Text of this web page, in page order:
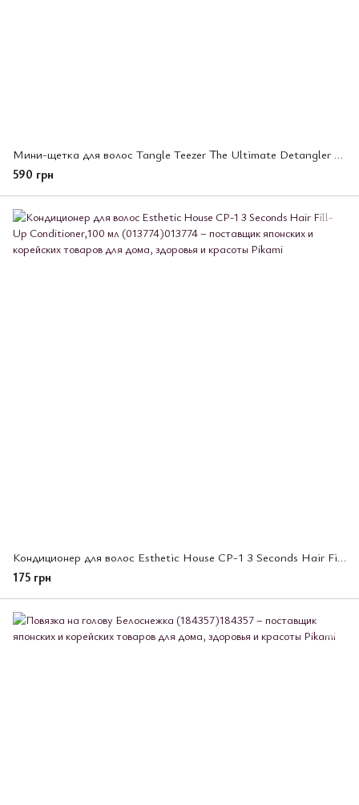
Мини-щетка для волос Tangle Teezer The Ultimate Detangler Mini Millennial Pink (686844)
590 грн
Кондиционер для волос Esthetic House CP-1 3 Seconds Hair Fill-Up Conditioner,100 мл (013774)
175 грн